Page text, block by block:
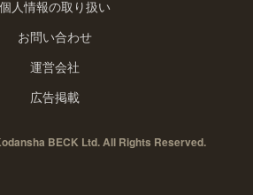
個人情報の取り扱い
お問い合わせ
運営会社
広告掲載
BECK Ltd. All Rights Reserved.